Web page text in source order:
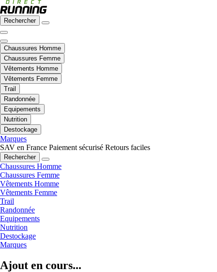
Rechercher
Chaussures Homme
Chaussures Femme
Vêtements Homme
Vêtements Femme
Trail
Randonnée
Equipements
Nutrition
Destockage
Marques
SAV en France Paiement sécurisé Retours faciles
Rechercher
Chaussures Homme
Chaussures Femme
Vêtements Homme
Vêtements Femme
Trail
Randonnée
Equipements
Nutrition
Destockage
Marques
Ajout en cours...